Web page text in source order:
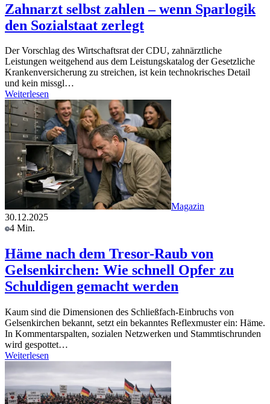
Zahnarzt selbst zahlen – wenn Sparlogik
den Sozialstaat zerlegt
Der Vorschlag des Wirtschaftsrat der CDU, zahnärztliche
Leistungen weitgehend aus dem Leistungskatalog der Gesetzliche
Krankenversicherung zu streichen, ist kein technokrisches Detail
und kein missgl…
Weiterlesen
Magazin
30.12.2025
4 Min.
Häme nach dem Tresor-Raub von
Gelsenkirchen: Wie schnell Opfer zu
Schuldigen gemacht werden
Kaum sind die Dimensionen des Schließfach-Einbruchs von
Gelsenkirchen bekannt, setzt ein bekanntes Reflexmuster ein: Häme.
In Kommentarspalten, sozialen Netzwerken und Stammtischrunden
wird gespottet…
Weiterlesen